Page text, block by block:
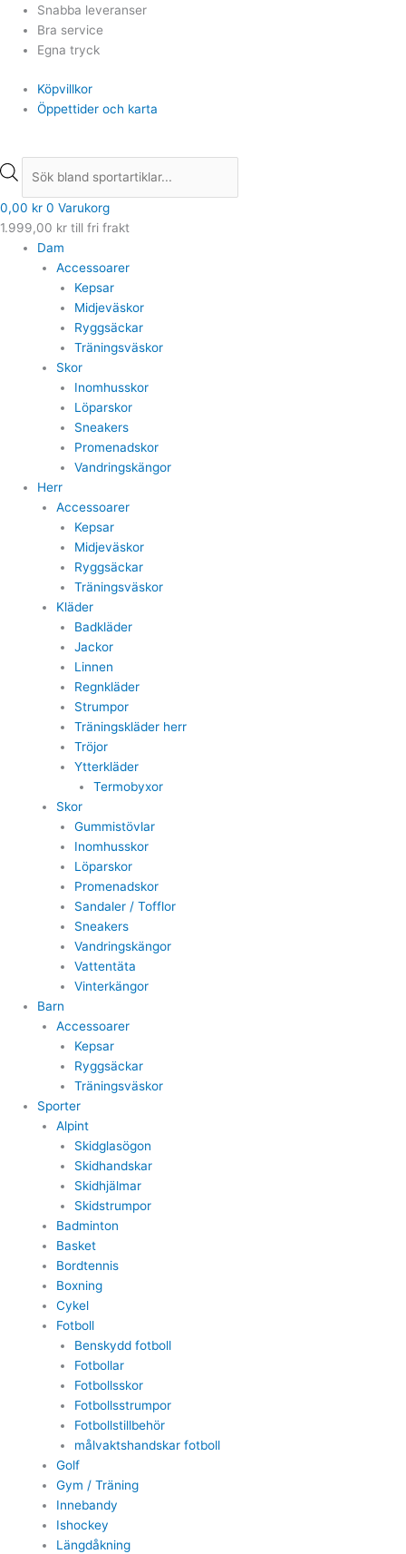
Hoppa
innehåll
Snabba leveranser
Bra service
Egna tryck
Köpvillkor
Öppettider och karta
Products
search
0,00 kr 0 Varukorg
1.999,00 kr till fri frakt
Dam
Accessoarer
Kepsar
Midjeväskor
Ryggsäckar
Träningsväskor
Skor
Inomhusskor
Löparskor
Sneakers
Promenadskor
Vandringskängor
Herr
Accessoarer
Kepsar
Midjeväskor
Ryggsäckar
Träningsväskor
Kläder
Badkläder
Jackor
Linnen
Regnkläder
Strumpor
Träningskläder herr
Tröjor
Ytterkläder
Termobyxor
Skor
Gummistövlar
Inomhusskor
Löparskor
Promenadskor
Sandaler / Tofflor
Sneakers
Vandringskängor
Vattentäta
Vinterkängor
Barn
Accessoarer
Kepsar
Ryggsäckar
Träningsväskor
Sporter
Alpint
Skidglasögon
Skidhandskar
Skidhjälmar
Skidstrumpor
Badminton
Basket
Bordtennis
Boxning
Cykel
Fotboll
Benskydd fotboll
Fotbollar
Fotbollsskor
Fotbollsstrumpor
Fotbollstillbehör
målvaktshandskar fotboll
Golf
Gym / Träning
Innebandy
Ishockey
Längdåkning
Products
search